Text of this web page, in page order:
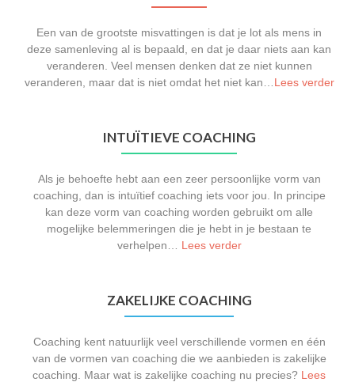
Een van de grootste misvattingen is dat je lot als mens in
deze samenleving al is bepaald, en dat je daar niets aan kan
veranderen. Veel mensen denken dat ze niet kunnen
veranderen, maar dat is niet omdat het niet kan… Lees verder
INTUÏTIEVE COACHING
Als je behoefte hebt aan een zeer persoonlijke vorm van
coaching, dan is intuïtief coaching iets voor jou. In principe
kan deze vorm van coaching worden gebruikt om alle
mogelijke belemmeringen die je hebt in je bestaan te
verhelpen… Lees verder
ZAKELIJKE COACHING
Coaching kent natuurlijk veel verschillende vormen en één
van de vormen van coaching die we aanbieden is zakelijke
coaching. Maar wat is zakelijke coaching nu precies? Lees